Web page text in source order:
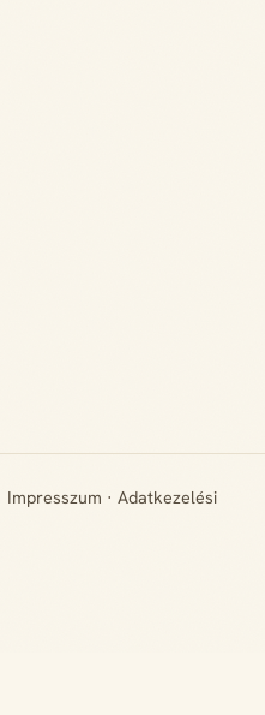
Impresszum · Adatkezelési